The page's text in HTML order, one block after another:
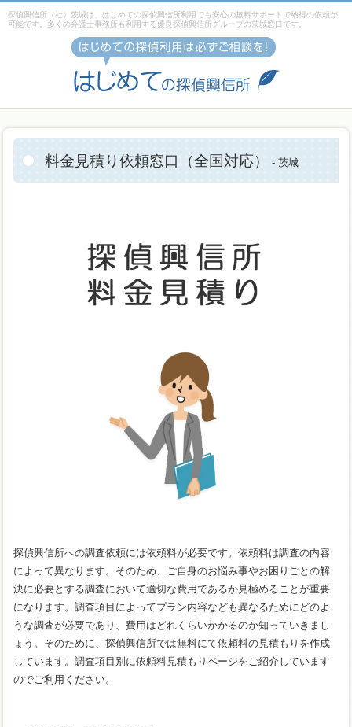
料金見積り依頼窓口（全国対応） - 茨城
探偵興信所への調査依頼には依頼料が必要です。依頼料は調査の内容
によって異なります。そのため、ご自身のお悩み事やお困りごとの解
決に必要とする調査において適切な費用であるか見極めることが重要
になります。調査項目によってプラン内容なども異なるためにどのよ
うな調査が必要であり、費用はどれくらいかかるのか知っていきまし
ょう。そのために、探偵興信所では無料にて依頼料の見積もりを作成
しています。調査項目別に依頼料見積もりページをご紹介しています
のでご利用ください。
探偵興信所（社）茨城は、はじめての探偵興信所利用でも安心の無料サポートで納得の依頼が
可能です。多くの弁護士事務所も利用する優良探偵興信所グループの茨城窓口です。